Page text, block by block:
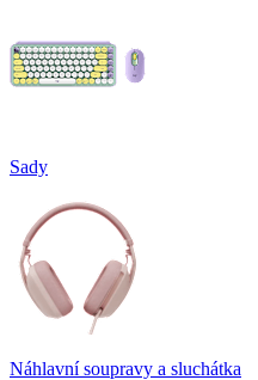
Sady
Náhlavní soupravy a sluchátka